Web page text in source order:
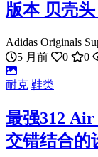
版本 贝壳头
Adidas Originals
5 月前
0 0
耐克 鞋类
最强312 Air
交错结合的